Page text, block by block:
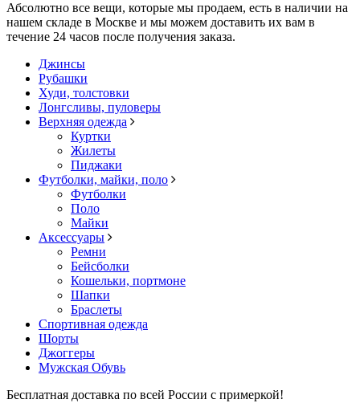
Абсолютно все вещи, которые мы продаем, есть в наличии на
нашем складе в Москве и мы можем доставить их вам в
течение 24 часов после получения заказа.
Джинсы
Рубашки
Худи, толстовки
Лонгсливы, пуловеры
Верхняя одежда
Куртки
Жилеты
Пиджаки
Футболки, майки, поло
Футболки
Поло
Майки
Аксессуары
Ремни
Бейсболки
Кошельки, портмоне
Шапки
Браслеты
Спортивная одежда
Шорты
Джоггеры
Мужская Обувь
Бесплатная доставка по всей России с примеркой!